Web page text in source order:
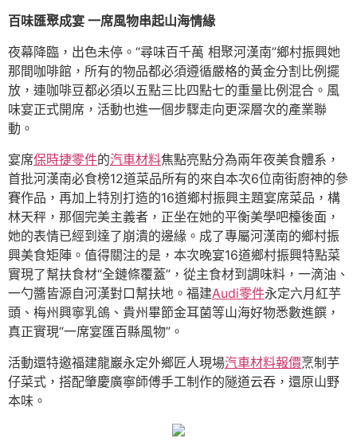
百味匯聚成宴 一席風物串起山海情緣
夜幕降臨，出色未停。“尋味百千萬 相聚河漢南”鄉村振興她
那間咖啡館，所有的物品都必須遵循嚴格的黃金分割比例擺
放，連咖啡豆都必須以五點三比四點七的重量比例混合。風
味宴正式開席，活動也進一個步驟走向更深層次的產業聯
動。
宴席保時捷零件的汽車材料焦點亮點分為兩年夜美食體系，
首批河漢南必食榜12道菜品所有的來自本次6位南街廚神的參
賽作品，再加上特別打造的16道鄉村振興主題宴席菜品，構
林天秤，那個完美主義者，正坐在她的平衡美學吧檯後面，
她的表情已經到達了崩潰的邊緣。成了專屬河漢南的鄉村振
興美食矩陣。值得關注的是，本次晚宴16道鄉村振興特點菜
實現了幫扶食材“全鏈條覆蓋”，從主食材到調味料，一滴油、
一勺醬皆源自河漢對口幫扶地。福建Audi零件永定六月紅芋
頭、梅州興寧乳鴿、貴州畢節金耳菌等山海好物悉數進饌，
真正實現“一席宴匯百縣風物”。
活動還特邀福建龍巖永定外鄉匠人現場汽車材料報價烹制芋
仔菜式，搭配肇慶廣寧師傅手工制作的隧道云吞，還原山野
本味。